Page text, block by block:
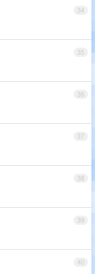
34
35
36
37
38
39
40